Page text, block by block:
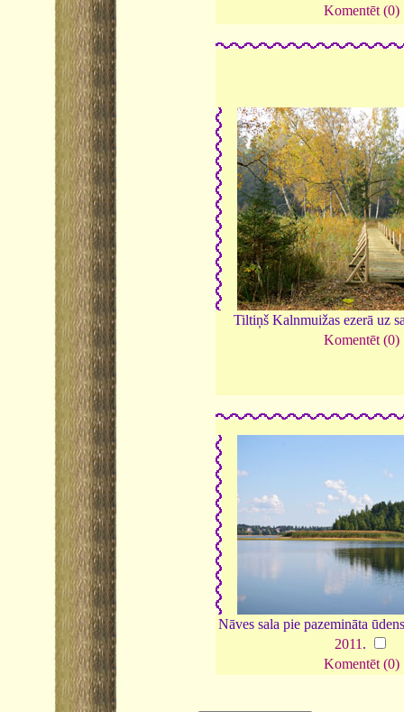
Komentēt (0)
Tiltiņš Kalnmuižas ezerā uz
Komentēt (0)
Nāves sala pie pazemināta
2011 .
Komentēt (0)